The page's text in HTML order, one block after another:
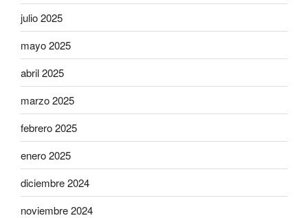
julio 2025
mayo 2025
abril 2025
marzo 2025
febrero 2025
enero 2025
diciembre 2024
noviembre 2024